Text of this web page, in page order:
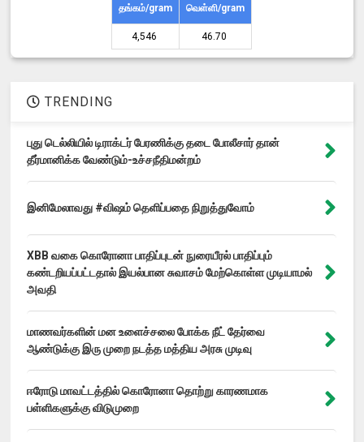
தங்கம்/gram வெள்ளி/gram
4,546 ₹ 46.70 ₹
TRENDING
புது டெல்லியில் டிராக்டர் பேரணிக்கு தடை போலீசார் தான்
தீர்மானிக்க வேண்டும்-உச்சநீதிமன்றம்
இனிமேலாவது #விஷம் தெளிப்பதை நிறுத்துவோம்
XBB வகை கொரோனா பாதிப்புடன் நுரையீரல் பாதிப்பும்
கண்டறியப்பட்டதால் இயல்பான சுவாசம் மேற்கொள்ள முடியாமல்
அவதி
மாணவர்களின் மன உளைச்சலை போக்க நீட் தேர்வை
ஆண்டுக்கு இரு முறை நடத்த மத்திய அரசு முடிவு
ஈரோடு மாவட்டத்தில் கொரோனா தொற்று காரணமாக
பள்ளிகளுக்கு விடுமுறை